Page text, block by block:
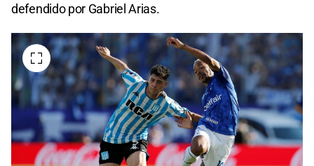
defendido por Gabriel Arias.